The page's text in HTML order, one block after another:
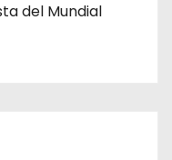
del Mundial